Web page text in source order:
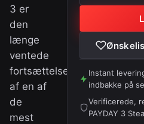
3 er
den
længe
ventede
fortsættelse
af en af
de
mest
Instant
indbakke på
Verificerede,
PAYDAY 3